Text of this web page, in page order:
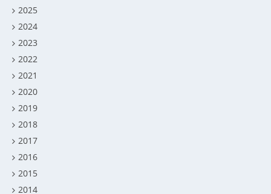
2025
2024
2023
2022
2021
2020
2019
2018
2017
2016
2015
2014